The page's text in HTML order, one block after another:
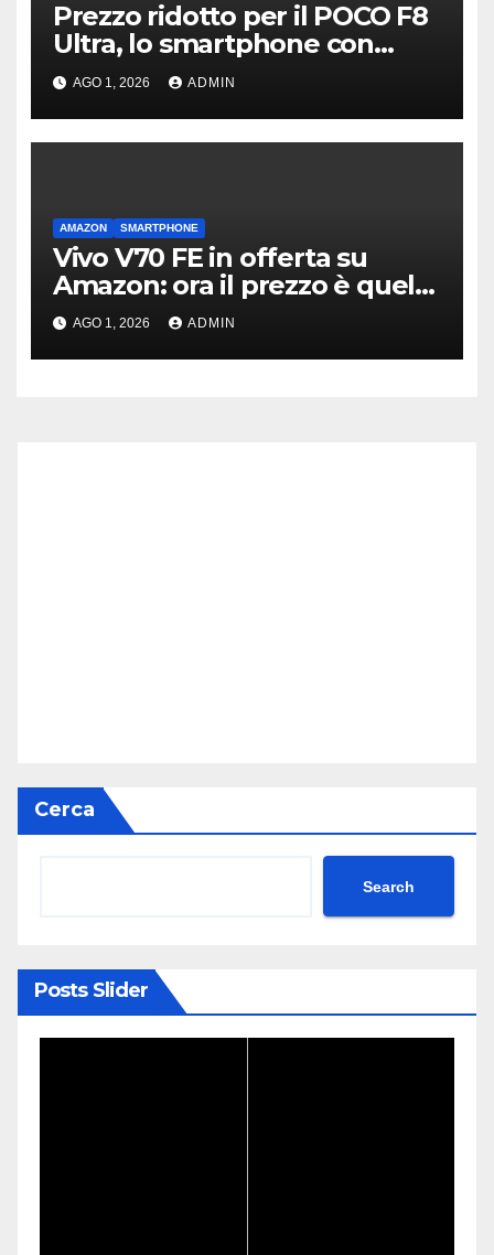
Prezzo ridotto per il POCO F8
Ultra, lo smartphone con
subwoofer Bose sul retro
AGO 1, 2026 ADMIN
AMAZON SMARTPHONE
Vivo V70 FE in offerta su
Amazon: ora il prezzo è quello
giusto?
AGO 1, 2026 ADMIN
Cerca
Search
Posts Slider